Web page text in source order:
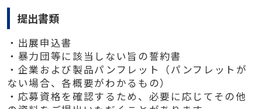
提出書類
・出展申込書
・暴力団等に該当しない旨の誓約書
・企業および製品パンフレット（パンフレットが
ない場合、各概要がわかるもの）
・応募資格を確認するため、必要に応じてその他